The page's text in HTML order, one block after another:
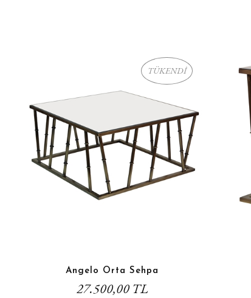
TÜKENDİ
Angelo Orta Sehpa
27.500,00 TL